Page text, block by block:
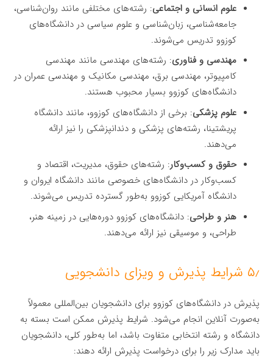
علوم انسانی و اجتماعی: رشته‌های مختلفی مانند روان‌شناسی،
جامعه‌شناسی، زبان‌شناسی و علوم سیاسی در دانشگاه‌های
کوزوو تدریس می‌شوند.
مهندسی و فناوری: رشته‌های مهندسی مانند مهندسی
کامپیوتر، مهندسی برق، مهندسی مکانیک و مهندسی عمران در
دانشگاه‌های کوزوو بسیار محبوب هستند.
علوم پزشکی: برخی از دانشگاه‌های کوزوو، مانند دانشگاه
پریشتینا، رشته‌های پزشکی و دندانپزشکی را نیز ارائه
می‌دهند.
حقوق و کسب‌وکار: رشته‌های حقوق، مدیریت، اقتصاد و
کسب‌وکار در دانشگاه‌های خصوصی مانند دانشگاه ایروان و
دانشگاه آمریکایی کوزوو به‌طور گسترده تدریس می‌شوند.
هنر و طراحی: دانشگاه‌های کوزوو دوره‌هایی در زمینه هنر،
طراحی، و موسیقی نیز ارائه می‌دهند.
۵٫ شرایط پذیرش و ویزای دانشجویی
پذیرش در دانشگاه‌های کوزوو برای دانشجویان بین‌المللی معمولاً
به‌صورت آنلاین انجام می‌شود. شرایط پذیرش ممکن است بسته به
دانشگاه و رشته انتخابی متفاوت باشد، اما به‌طور کلی، دانشجویان
باید مدارک زیر را برای درخواست پذیرش ارائه دهند: